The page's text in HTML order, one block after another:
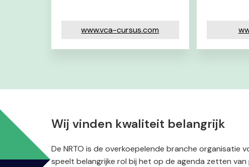
www.vca-cursus.com
Wij vinden kwaliteit belangrijk
De NRTO is de overkoepelende branche organisatie
speelt belangrijke rol bij het op de agenda zetten